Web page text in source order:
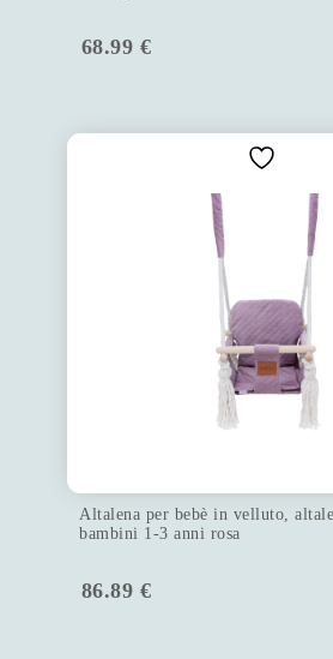
68.99 €
Altalena per bebè in velluto,
bambini 1-3 anni rosa
86.89 €